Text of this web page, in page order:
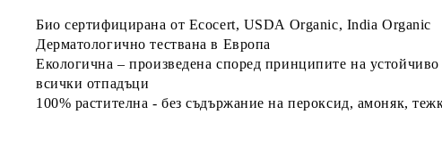
Био сертифицирана от Ecocert, USDA Organic, India Organic
Дерматологично тествана в Европа
Екологична – произведена според принципите на
всички отпадъци
100% растителна - без съдържание на пероксид, амоняк,